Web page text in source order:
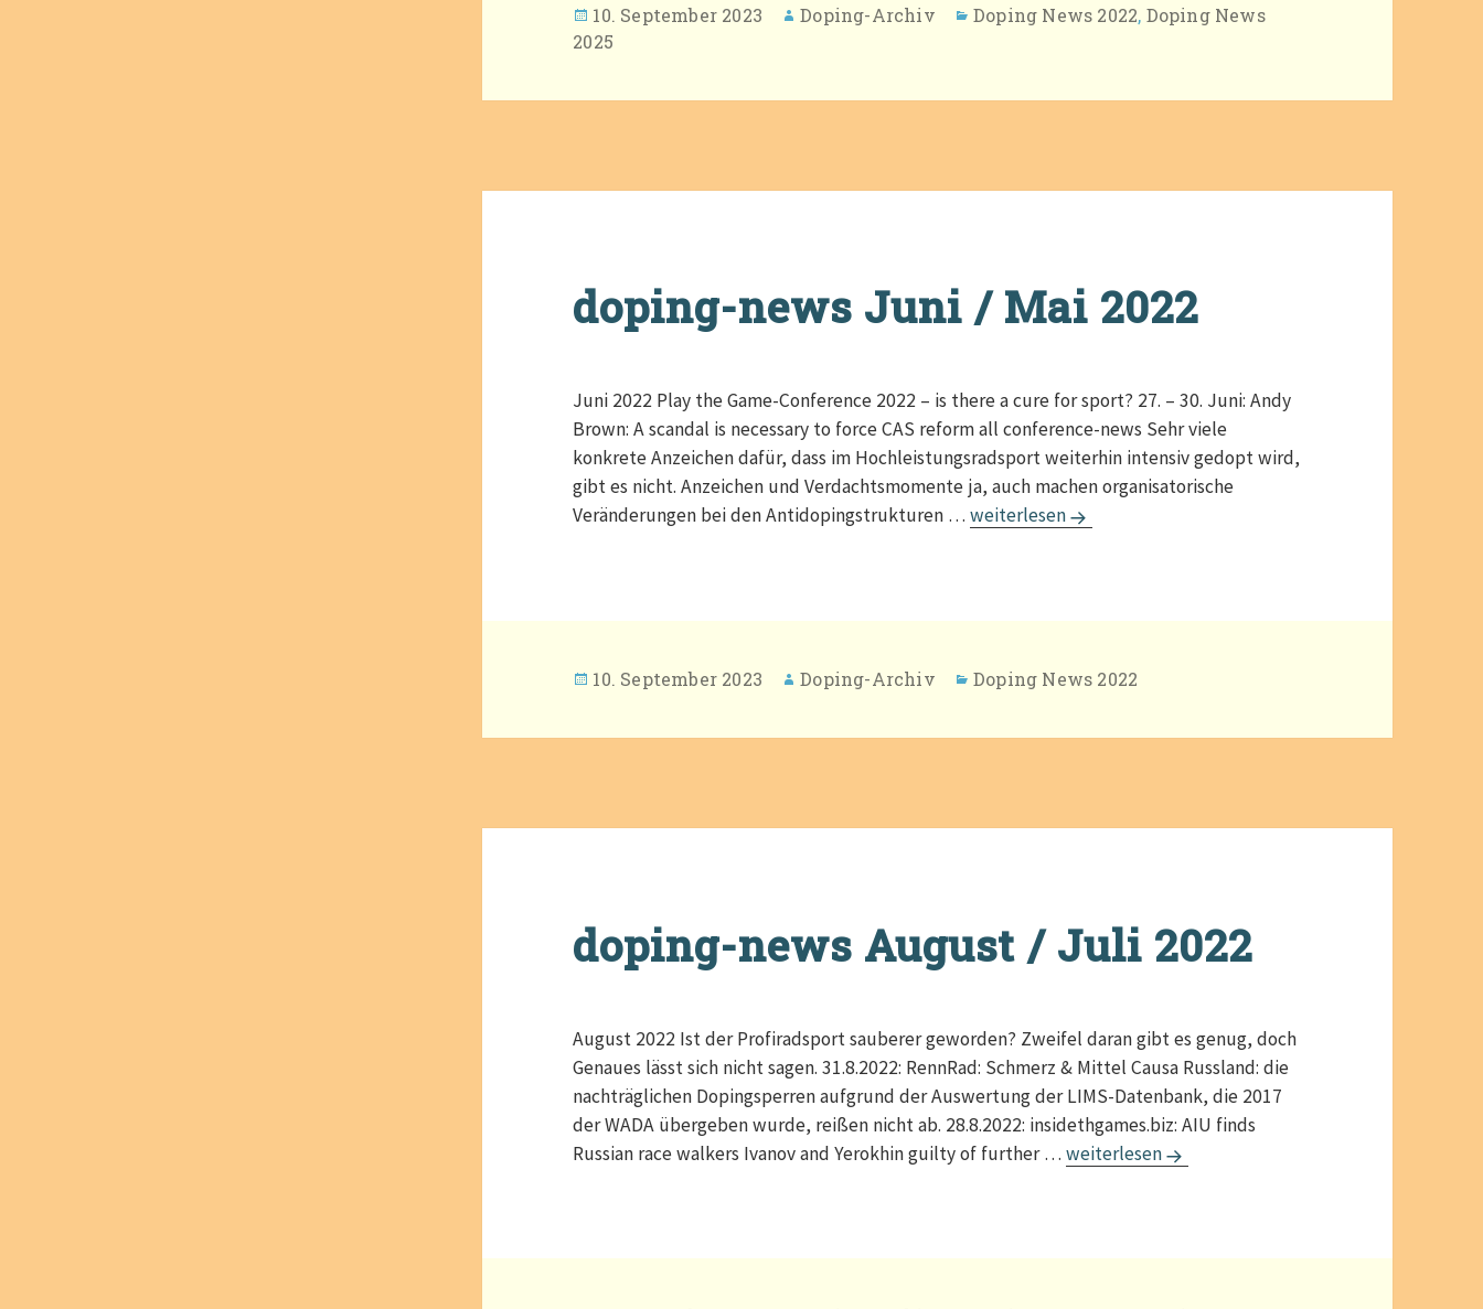
Veröffentlicht
am
10. September 2023 Autor
Doping-Archiv Kategorien
Doping News 2022, Doping News
2025
doping-news Juni / Mai 2022
Juni 2022 Play the Game-Conference 2022 – is there a cure for sport? 27. – 30. Juni: Andy
Brown: A scandal is necessary to force CAS reform all conference-news Sehr viele
konkrete Anzeichen dafür, dass im Hochleistungsradsport weiterhin intensiv gedopt wird,
gibt es nicht. Anzeichen und Verdachtsmomente ja, auch machen organisatorische
Veränderungen bei den Antidopingstrukturen …doping-news Juni / Mai 2022
weiterlesen
Veröffentlicht
10. September 2023 Autor
Doping-Archiv Kategorien
Doping News 2022
doping-news August / Juli 2022
August 2022 Ist der Profiradsport sauberer geworden? Zweifel daran gibt es genug, doch
Genaues lässt sich nicht sagen. 31.8.2022: RennRad: Schmerz & Mittel Causa Russland: die
nachträglichen Dopingsperren aufgrund der Auswertung der LIMS-Datenbank, die 2017
der WADA übergeben wurde, reißen nicht ab. 28.8.2022: insidethgames.biz: AIU finds
Russian race walkers Ivanov and Yerokhin guilty of further …doping-news August / Juli 2022
weiterlesen